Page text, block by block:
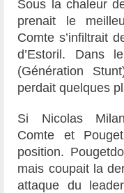
Sous la chaleur
prenait le
Comte s’infiltrait
d’Estoril. Dans
(Génération
perdait quelques
Si Nicolas Milan
Comte et
position.
mais coupait la
attaque du